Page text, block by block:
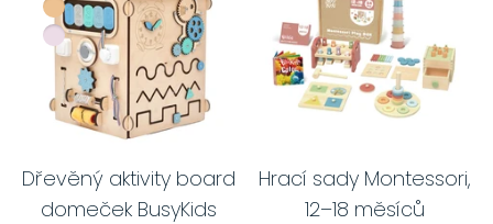
Dřevěný aktivity board
domeček BusyKids
Hrací sady Montessori,
12–18 měsíců